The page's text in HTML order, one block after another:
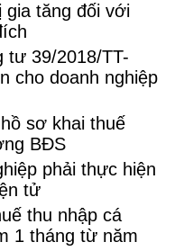
gia tăng đối với
tư 39/2018/TT-
cho doanh nghiệp
sơ khai thuế
BĐS
phải thực hiện
tử
thu nhập cá
1 tháng từ năm